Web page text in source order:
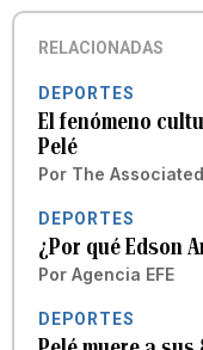
RELACIONADAS
DEPORTES
El fenómeno
Pelé
Por The
DEPORTES
¿Por qué Edson
Por Agencia EFE
DEPORTES